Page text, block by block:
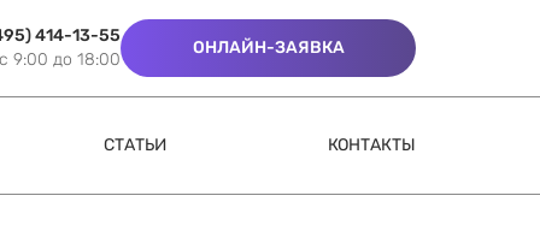
414-13-55
c 9:00 до 18:00
ОНЛАЙН-ЗАЯВКА
СТАТЬИ КОНТАКТЫ